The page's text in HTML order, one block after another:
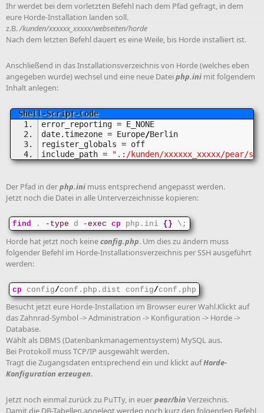
Ihr werdet bei dem vorletzten Befehl nach dem Pfad gefragt, in dem
eure Horde-Installation landen soll.
z.B./kunden/xxxxxx_xxxxx/webseiten/horde
Nach dem letzten Befehl dauert es eine Weile, bis Horde installiert ist.
Anschließend in das Installationsverzeichnis von Horde (welches eben
angegeben wurde) wechsel und eine neue Dateiphp.ini mit folgendem
Inhalt anlegen:
error_reporting = E_NONE
date.timezone = Europe/Berlin
register_globals = off
include_path =
".:/kunden/xxxxxx_xxxxx/pear/
Der Pfad in derphp.ini muss entsprechend angepasst werden.
Jetzt noch die Datei in alle Unterverzeichnisse kopieren:
find . -type d -exec cp php.ini {} \;
Horde hat jetzt noch keineconfig.php. Um dies zu ändern muss
folgender Befehl im Horde-Installationsverzeichnis per SSH ausgeführt
werden:
cp config/conf.php.dist config/conf.php
Besucht jetzt eure Horde-Installation im Browser eurer Wahl.Klickt auf
das Zahnrad-Symbol -> Administration -> Konfiguration -> Horde ->
Database.
Wählt als DBMS (Datenbankmanagementsystem) MySQL aus.
Bei Protokoll muss TCP/IP ausgewählt werden.
Tragt die Zugangsdaten entsprechend ein und klickt aufHorde-
Konfiguration erzeugen.
Jetzt noch einmal zurück zu PuTTy, in euerpear/bin Verzeichnis.
Damit die DB-Tabellen angelegt werden noch kurz den folgenden Befehl